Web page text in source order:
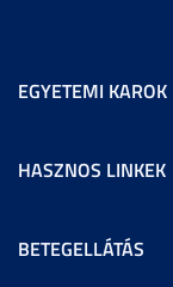
EGYETEMI KAROK
HASZNOS LINKEK
BETEGELLÁTÁS